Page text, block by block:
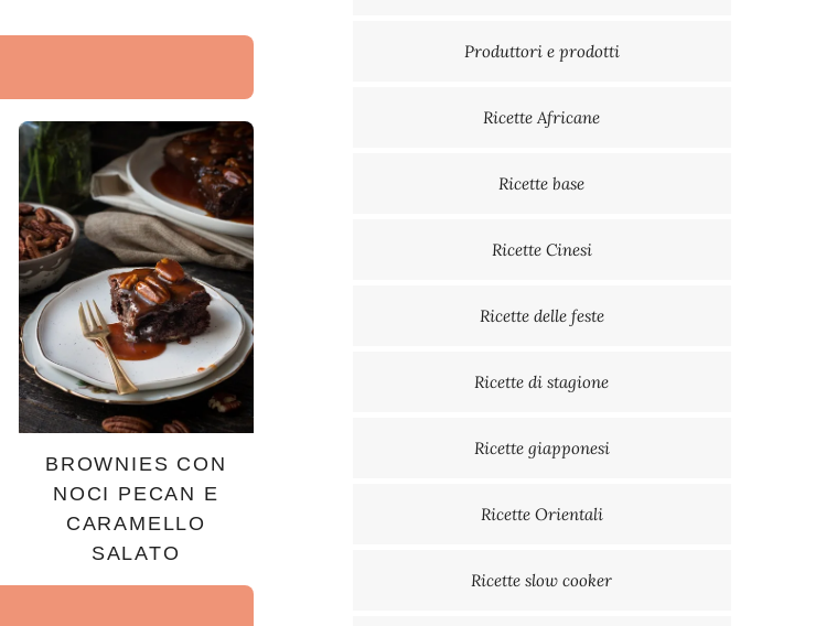
BROWNIES CON
NOCI PECAN E
CARAMELLO
SALATO
Produttori e prodotti
Ricette Africane
Ricette base
Ricette Cinesi
Ricette delle feste
Ricette di stagione
Ricette giapponesi
Ricette Orientali
Ricette slow cooker